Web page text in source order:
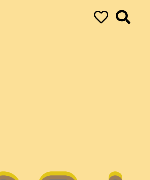
中找九宮格空
blueprints of your ultimate